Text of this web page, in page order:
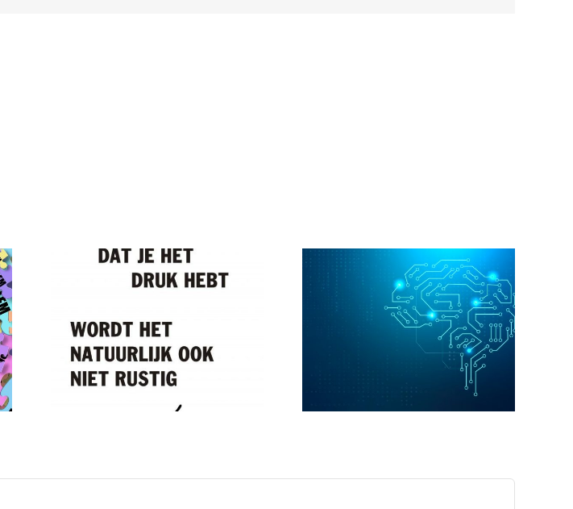
Acquisitie is
een vak